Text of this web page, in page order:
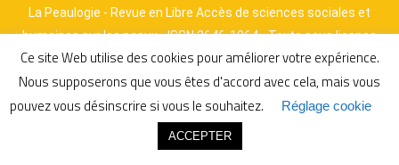
La Peaulogie - Revue en Libre Accès de sciences sociales et
humaines sur les peaux - ISSN 2646-1064 - Texte sous licence
CC BY-ND 4.0
Ce site Web utilise des cookies pour améliorer votre expérience.
Nous supposerons que vous êtes d'accord avec cela, mais vous
pouvez vous désinscrire si vous le souhaitez.
Réglage cookie
ACCEPTER